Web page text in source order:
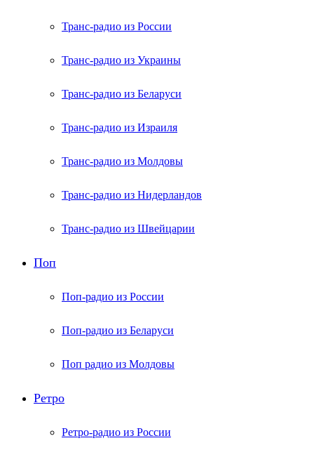
Транс-радио из России
Транс-радио из Украины
Транс-радио из Беларуси
Транс-радио из Израиля
Транс-радио из Молдовы
Транс-радио из Нидерландов
Транс-радио из Швейцарии
Поп
Поп-радио из России
Поп-радио из Беларуси
Поп радио из Молдовы
Ретро
Ретро-радио из России